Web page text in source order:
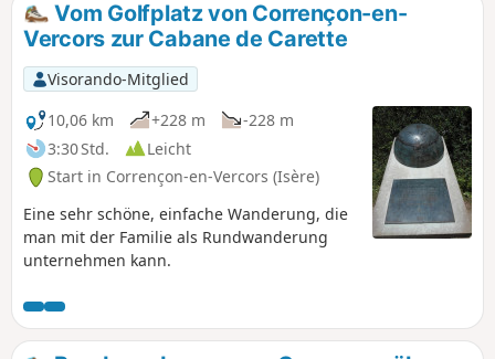
Vom Golfplatz von Corrençon-en-
Vercors zur Cabane de Carette
Visorando-Mitglied
10,06 km
+228 m
-228 m
3:30 Std.
Leicht
Start in Corrençon-en-Vercors (Isère)
Eine sehr schöne, einfache Wanderung, die
man mit der Familie als Rundwanderung
unternehmen kann.